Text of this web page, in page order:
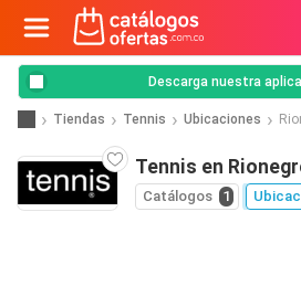
Descarga nuestra
Tiendas Tennis Ubicaciones
Tennis en
Catálogos 1